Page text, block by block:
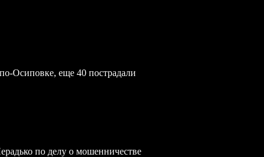
Осиповке, еще 40 пострадали
по делу о мошенничестве